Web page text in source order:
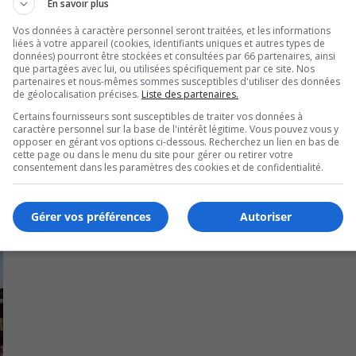
en direction de Brossard débutera à 5h35.
seront des trains courts qui circuleront sur le réseau
En savoir plus
Vos données à caractère personnel seront traitées, et les informations
liées à votre appareil (cookies, identifiants uniques et autres types de
données) pourront être stockées et consultées par 66 partenaires, ainsi
que partagées avec lui, ou utilisées spécifiquement par ce site. Nos
partenaires et nous-mêmes sommes susceptibles d'utiliser des données
de géolocalisation précises. Liste des partenaires.
Certains fournisseurs sont susceptibles de traiter vos données à
caractère personnel sur la base de l'intérêt légitime. Vous pouvez vous y
opposer en gérant vos options ci-dessous. Recherchez un lien en bas de
cette page ou dans le menu du site pour gérer ou retirer votre
consentement dans les paramètres des cookies et de confidentialité.
Autoriser
Gérer vos préférences